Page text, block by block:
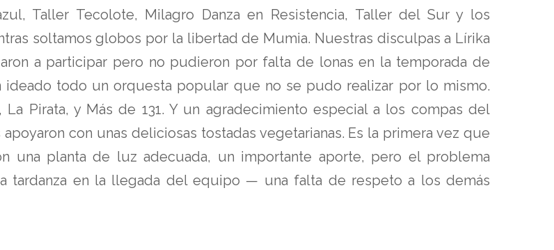
Taller Tecolote, Milagro Danza en Resistencia, Taller del Sur y los
soltamos globos por la libertad de Mumia. Nuestras disculpas a Lírika
a participar pero no pudieron por falta de lonas en la temporada de
ideado todo un orquesta popular que no se pudo realizar por lo mismo.
Pirata, y Más de 131. Y un agradecimiento especial a los compas del
con unas deliciosas tostadas vegetarianas. Es la primera vez que
una planta de luz adecuada, un importante aporte, pero el problema
tardanza en la llegada del equipo — una falta de respeto a los demás